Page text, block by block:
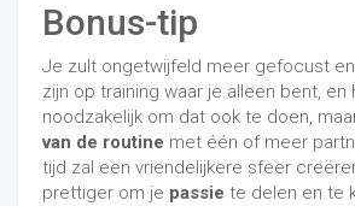
Bonus-tip
Je zult ongetwijfeld meer gefocust
zijn op training waar je alleen bent, en
noodzakelijk om dat ook te doen,
van de routine met één of meer
tijd zal een vriendelijkere sfeer
prettiger om je passie te delen en te